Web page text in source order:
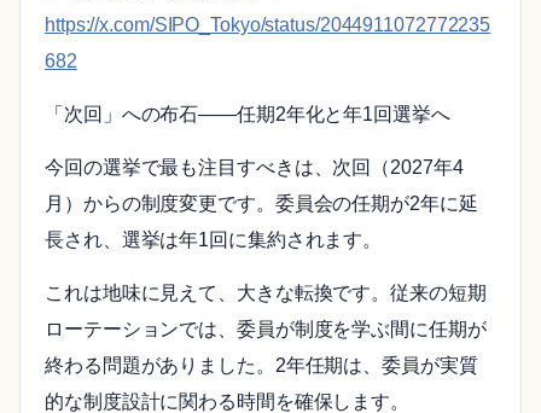
https://x.com/SIPO_Tokyo/status/2044911072772235
682
「次回」への布石——任期2年化と年1回選挙へ
今回の選挙で最も注目すべきは、次回（2027年4
月）からの制度変更です。委員会の任期が2年に延
長され、選挙は年1回に集約されます。
これは地味に見えて、大きな転換です。従来の短期
ローテーションでは、委員が制度を学ぶ間に任期が
終わる問題がありました。2年任期は、委員が実質
的な制度設計に関わる時間を確保します。